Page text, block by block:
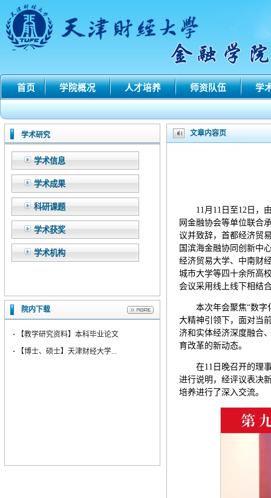
首页 学院概况 人才培养 师资队伍 学
学术研究
学术信息
学术成果
科研课题
学术获奖
学术机构
院内下载
·
【教学研究资料】本科毕业论文
·
【博士、硕士】天津财经大学...
文章内容页
11月11日至12日，
网金融协会等单位联合
议并致辞，首都经济贸
国滨海金融协同创新中
经济贸易大学、中南财
城市大学等四十余所高
会议采用线上线下相结
本次年会聚焦“数
大精神引领下，面对当
济和实体经济深度融合
育改革的新动态。
在11日晚召开的理
进行说明，经评议表决
培养进行了深入交流。